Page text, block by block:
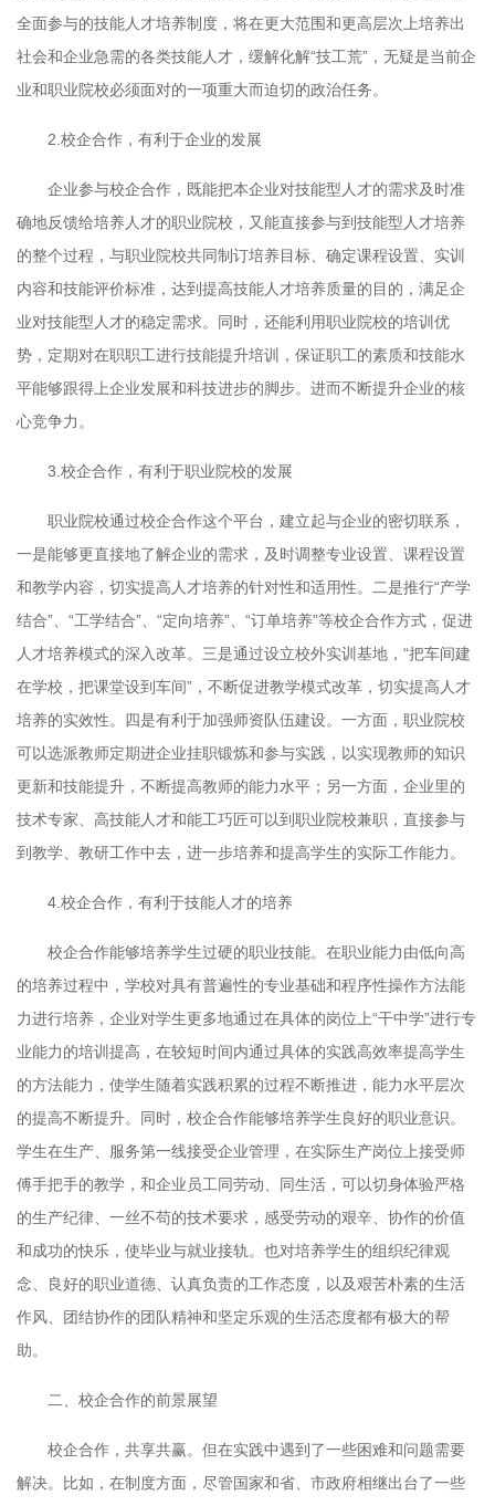
全面参与的技能人才培养制度，将在更大范围和更高层次上培养出
社会和企业急需的各类技能人才，缓解化解“技工荒” ，无疑是当前企
业和职业院校必须面对的一项重大而迫切的政治任务。
2. 校企合作，有利于企业的发展
企业参与校企合作，既能把本企业对技能型人才的需求及时准
确地反馈给培养人才的职业院校，又能直接参与到技能型人才培养
的整个过程，与职业院校共同制订培养目标、确定课程设置、实训
内容和技能评价标准，达到提高技能人才培养质量的目的，满足企
业对技能型人才的稳定需求。同时，还能利用职业院校的培训优
势，定期对在职职工进行技能提升培训，保证职工的素质和技能水
平能够跟得上企业发展和科技进步的脚步。进而不断提升企业的核
心竞争力。
3. 校企合作，有利于职业院校的发展
职业院校通过校企合作这个平台，建立起与企业的密切联系，
一是能够更直接地了解企业的需求，及时调整专业设置、课程设置
和教学内容，切实提高人才培养的针对性和适用性。二是推行“产学
结合” “工学结合” “定向培养” “订单培养”等校企合作方式，促进
人才培养模式的深入改革。三是通过设立校外实训基地， “把车间建
在学校，把课堂设到车间” ，不断促进教学模式改革，切实提高人才
培养的实效性。四是有利于加强师资队伍建设。一方面，职业院校
可以选派教师定期进企业挂职锻炼和参与实践，以实现教师的知识
更新和技能提升，不断提高教师的能力水平；另一方面，企业里的
技术专家、高技能人才和能工巧匠可以到职业院校兼职，直接参与
到教学、教研工作中去，进一步培养和提高学生的实际工作能力。
4. 校企合作，有利于技能人才的培养
校企合作能够培养学生过硬的职业技能。在职业能力由低向高
的培养过程中，学校对具有普遍性的专业基础和程序性操作方法能
力进行培养，企业对学生更多地通过在具体的岗位上“干中学”进行专
业能力的培训提高，在较短时间内通过具体的实践高效率提高学生
的方法能力，使学生随着实践积累的过程不断推进，能力水平层次
的提高不断提升。同时，校企合作能够培养学生良好的职业意识。
学生在生产、服务第一线接受企业管理，在实际生产岗位上接受师
傅手把手的教学，和企业员工同劳动、同生活，可以切身体验严格
的生产纪律、一丝不苟的技术要求，感受劳动的艰辛、协作的价值
和成功的快乐，使毕业与就业接轨。也对培养学生的组织纪律观
念、良好的职业道德、认真负责的工作态度，以及艰苦朴素的生活
作风、团结协作的团队精神和坚定乐观的生活态度都有极大的帮
助。
二、校企合作的前景展望
校企合作，共享共赢。但在实践中遇到了一些困难和问题需要
解决。比如，在制度方面，尽管国家和省、市政府相继出台了一些